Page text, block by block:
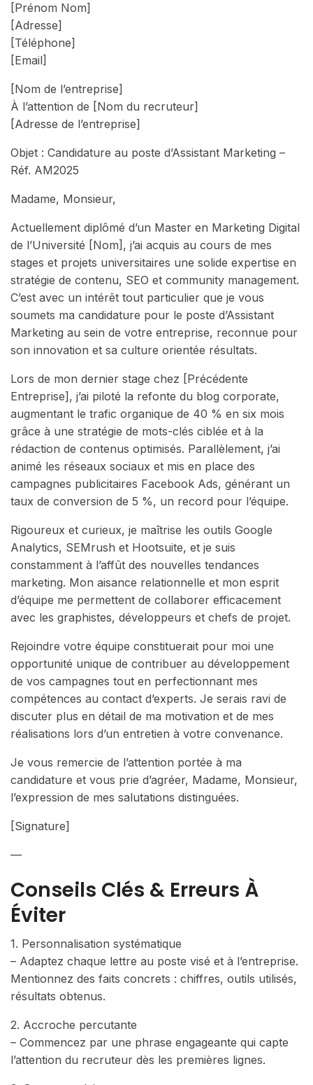
[Prénom Nom]
[Adresse]
[Téléphone]
[Email]
[Nom de l’entreprise]
À l’attention de [Nom du recruteur]
[Adresse de l’entreprise]
Objet : Candidature au poste d’Assistant Marketing –
Réf. AM2025
Madame, Monsieur,
Actuellement diplômé d’un Master en Marketing Digital
de l’Université [Nom], j’ai acquis au cours de mes
stages et projets universitaires une solide expertise en
stratégie de contenu, SEO et community management.
C’est avec un intérêt tout particulier que je vous
soumets ma candidature pour le poste d’Assistant
Marketing au sein de votre entreprise, reconnue pour
son innovation et sa culture orientée résultats.
Lors de mon dernier stage chez [Précédente
Entreprise], j’ai piloté la refonte du blog corporate,
augmentant le trafic organique de 40 % en six mois
grâce à une stratégie de mots-clés ciblée et à la
rédaction de contenus optimisés. Parallèlement, j’ai
animé les réseaux sociaux et mis en place des
campagnes publicitaires Facebook Ads, générant un
taux de conversion de 5 %, un record pour l’équipe.
Rigoureux et curieux, je maîtrise les outils Google
Analytics, SEMrush et Hootsuite, et je suis
constamment à l’affût des nouvelles tendances
marketing. Mon aisance relationnelle et mon esprit
d’équipe me permettent de collaborer efficacement
avec les graphistes, développeurs et chefs de projet.
Rejoindre votre équipe constituerait pour moi une
opportunité unique de contribuer au développement
de vos campagnes tout en perfectionnant mes
compétences au contact d’experts. Je serais ravi de
discuter plus en détail de ma motivation et de mes
réalisations lors d’un entretien à votre convenance.
Je vous remercie de l’attention portée à ma
candidature et vous prie d’agréer, Madame, Monsieur,
l’expression de mes salutations distinguées.
[Signature]
—
Conseils Clés & Erreurs À
Éviter
1. Personnalisation systématique
– Adaptez chaque lettre au poste visé et à l’entreprise.
Mentionnez des faits concrets : chiffres, outils utilisés,
résultats obtenus.
2. Accroche percutante
– Commencez par une phrase engageante qui capte
l’attention du recruteur dès les premières lignes.